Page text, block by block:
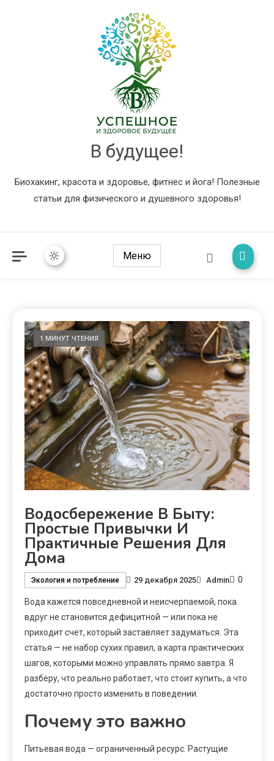
В будущее!
Биохакинг, красота и здоровье, фитнес и йога! Полезные
статьи для физического и душевного здоровья!
Меню
1 МИНУТ ЧТЕНИЯ
Водосбережение В Быту:
Простые Привычки И
Практичные Решения Для
Дома
Экология и потребление 29 декабря 2025 Admin 0
Вода кажется повседневной и неисчерпаемой, пока
вдруг не становится дефицитной — или пока не
приходит счет, который заставляет задуматься. Эта
статья — не набор сухих правил, а карта практических
шагов, которыми можно управлять прямо завтра. Я
разберу, что реально работает, что стоит купить, а что
достаточно просто изменить в поведении.
Почему это важно
Питьевая вода — ограниченный ресурс. Растущие